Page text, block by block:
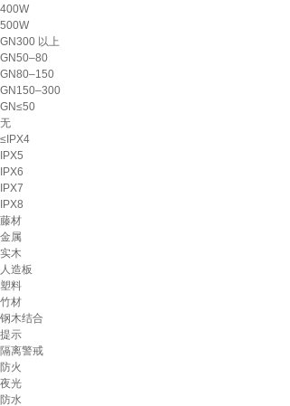
400W
500W
GN300 以上
GN50–80
GN80–150
GN150–300
GN≤50
无
≤IPX4
IPX5
IPX6
IPX7
IPX8
藤材
金属
实木
人造板
塑料
竹材
钢木结合
提示
隔离警戒
防火
夜光
防水